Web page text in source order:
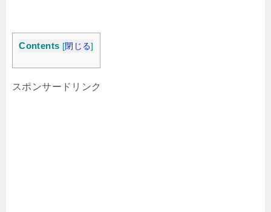
Contents [閉じる]
スポンサードリンク